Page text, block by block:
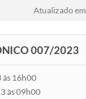
Atualizado
007/2023
16h00
às 09h00